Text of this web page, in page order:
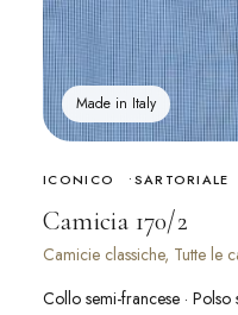
Made in Italy
ICONICO SARTORIALE
Camicia 170/2
Camicie classiche, Tutte le
Collo semi-francese ·